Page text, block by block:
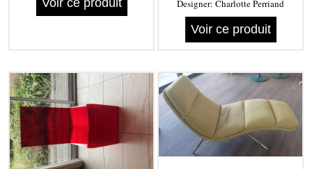
Voir ce produit
Designer: Charlotte Perriand
Voir ce produit